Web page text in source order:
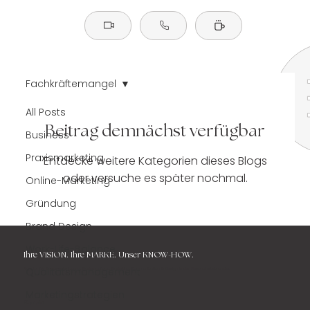
All Posts
Business
Praxismarketing
Online-Marketing
Gründung
Brand Design
Work-Life-Balance
Fachkräftemangel
Beitrag demnächst verfügbar
Entdecke weitere Kategorien dieses Blogs
oder versuche es später nochmal.
Ihre VISION. Ihre MARKE. Unser KNOW-HOW.